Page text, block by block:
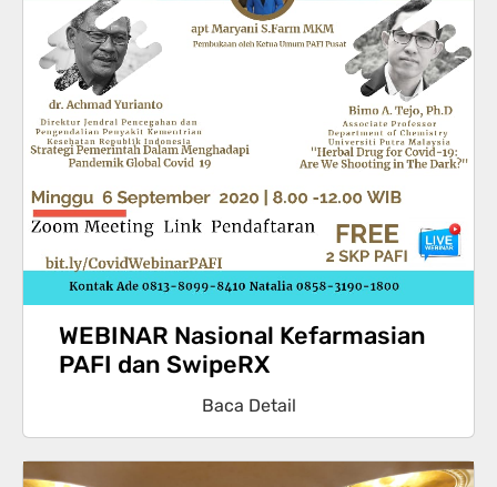
WEBINAR Nasional Kefarmasian
PAFI dan SwipeRX
Baca Detail